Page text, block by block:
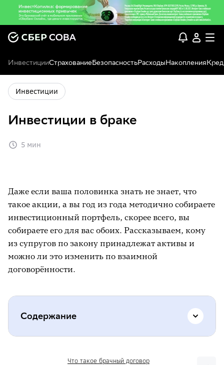
ИнвестицииСтрахованиеБезопасностьРасходыНакопления
Инвестиции
Инвестиции в браке
5 мин
Даже если ваша половинка знать не знает, что
такое акции, а вы год из года методично собираете
инвестиционный портфель, скорее всего, вы
собираете его для вас обоих. Рассказываем, кому
из супругов по закону принадлежат активы и
можно ли это изменить по взаимной
договорённости.
Содержание
Что такое брачный договор